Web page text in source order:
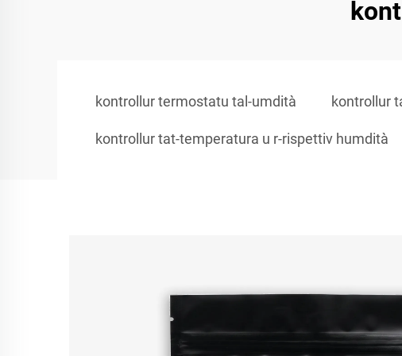
kontrollur termostatu tal-umdità kontrollur
kontrollur tat-temperatura u r-rispettiv humdità